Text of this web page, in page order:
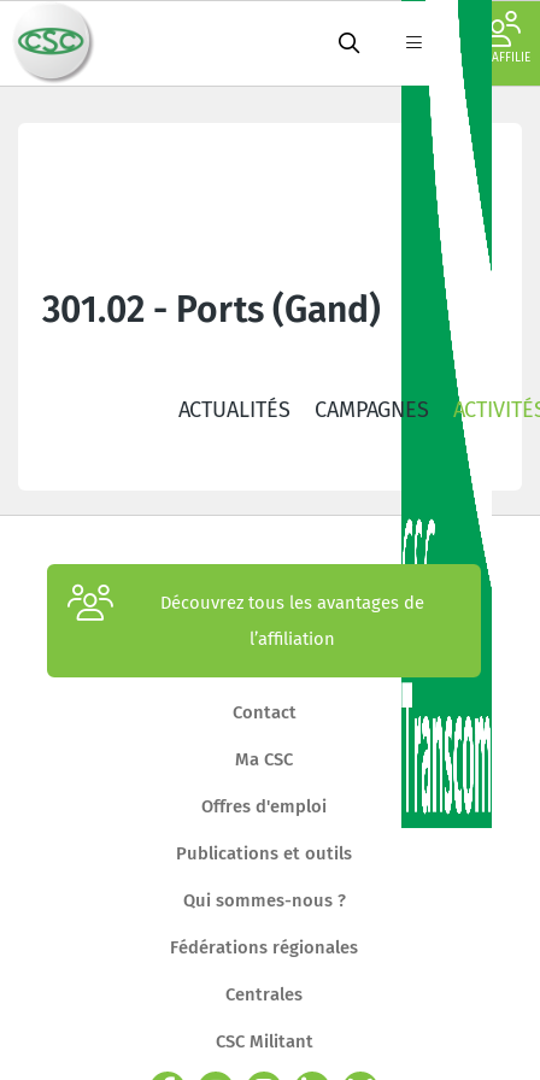
JE M'AFFILIE
301.02 - Ports (Gand)
ACTUALITÉS CAMPAGNES
Découvrez tous les avantages de
l’affiliation
Contact
Ma CSC
Offres d'emploi
Publications et outils
Qui sommes-nous ?
Fédérations régionales
Centrales
CSC Militant